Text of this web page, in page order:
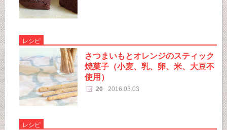
レシピ
さつまいもとオレンジのスティック
焼菓子（小麦、乳、卵、米、大豆不
使用）
20 2016.03.03
レシピ